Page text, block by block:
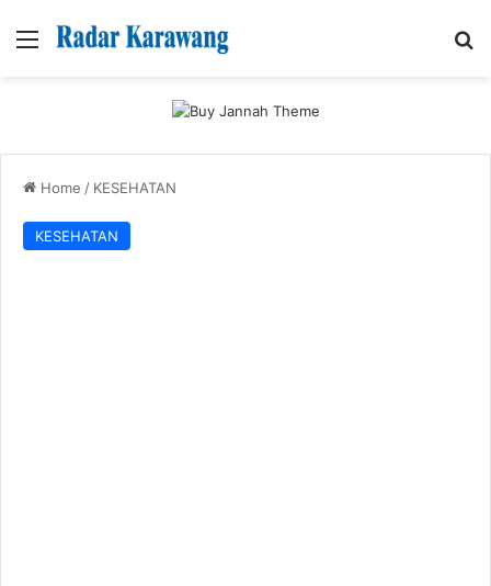
Menu
Home / KESEHATAN
KESEHATAN